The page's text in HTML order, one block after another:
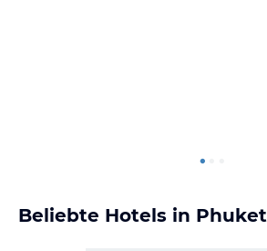
Beliebte Hotels in Phuket